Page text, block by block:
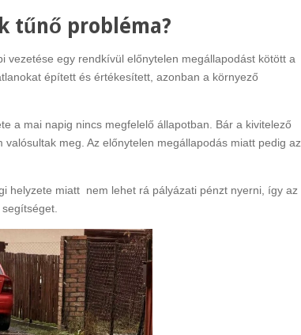
tűnő probléma?
egy rendkívül előnytelen megállapodást kötött a
épített és értékesített, azonban a környező
a mai napig nincs megfelelő állapotban. Bár a kivitelező
meg. Az előnytelen megállapodás miatt pedig az
helyzete miatt nem lehet rá pályázati pénzt nyerni, így az